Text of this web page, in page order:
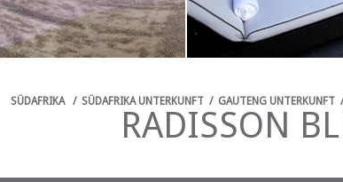
SÜDAFRIKA / SÜDAFRIKA UNTERKUNFT / GAUTENG UNTERKUNFT
RADISSON